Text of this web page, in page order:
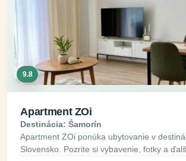
9.8
Apartment ZOi
Destinácia: Šamorín
Apartment ZOi ponúka ubytovanie v
Slovensko. Pozrite si vybavenie, fotky a